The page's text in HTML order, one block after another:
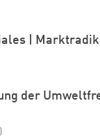
|
der